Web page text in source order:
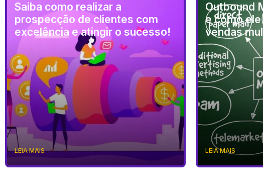
Saiba como realizar a
prospecção de clientes com
excelência e atingir o sucesso!
LEIA MAIS
Outbound
e como
vendas
LEIA MAIS